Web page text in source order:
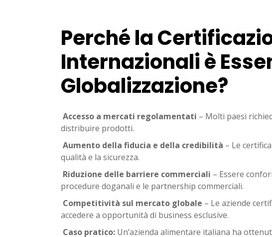
Perché la
Internazionali è
Globalizzazione?
Accesso a mercati regolamentati – Molti paesi
distribuire prodotti.
Aumento della fiducia e della credibilità – Le
qualità e la sicurezza.
Riduzione delle barriere commerciali – Essere
procedure doganali e le partnership commerciali.
Competitività sul mercato globale – Le aziende
accedere a opportunità di business esclusive.
Caso pratico: Un’azienda alimentare italiana ha